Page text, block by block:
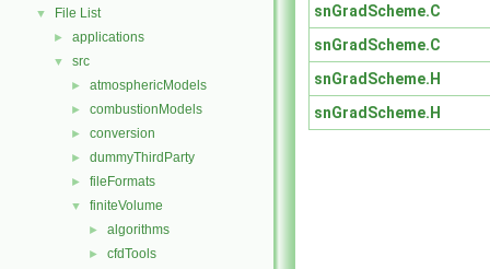
▼ File List
► applications
▼ src
► atmosphericModels
► combustionModels
► conversion
► dummyThirdParty
► fileFormats
▼ finiteVolume
► algorithms
► cfdTools
snGradScheme.C
snGradScheme.C
snGradScheme.H
snGradScheme.H